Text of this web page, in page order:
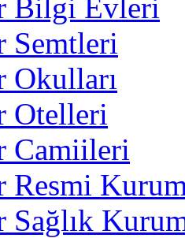
Bilgi Evleri
Semtleri
Okulları
Otelleri
Camiileri
Resmi
Sağlık